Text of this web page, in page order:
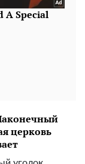
церковь